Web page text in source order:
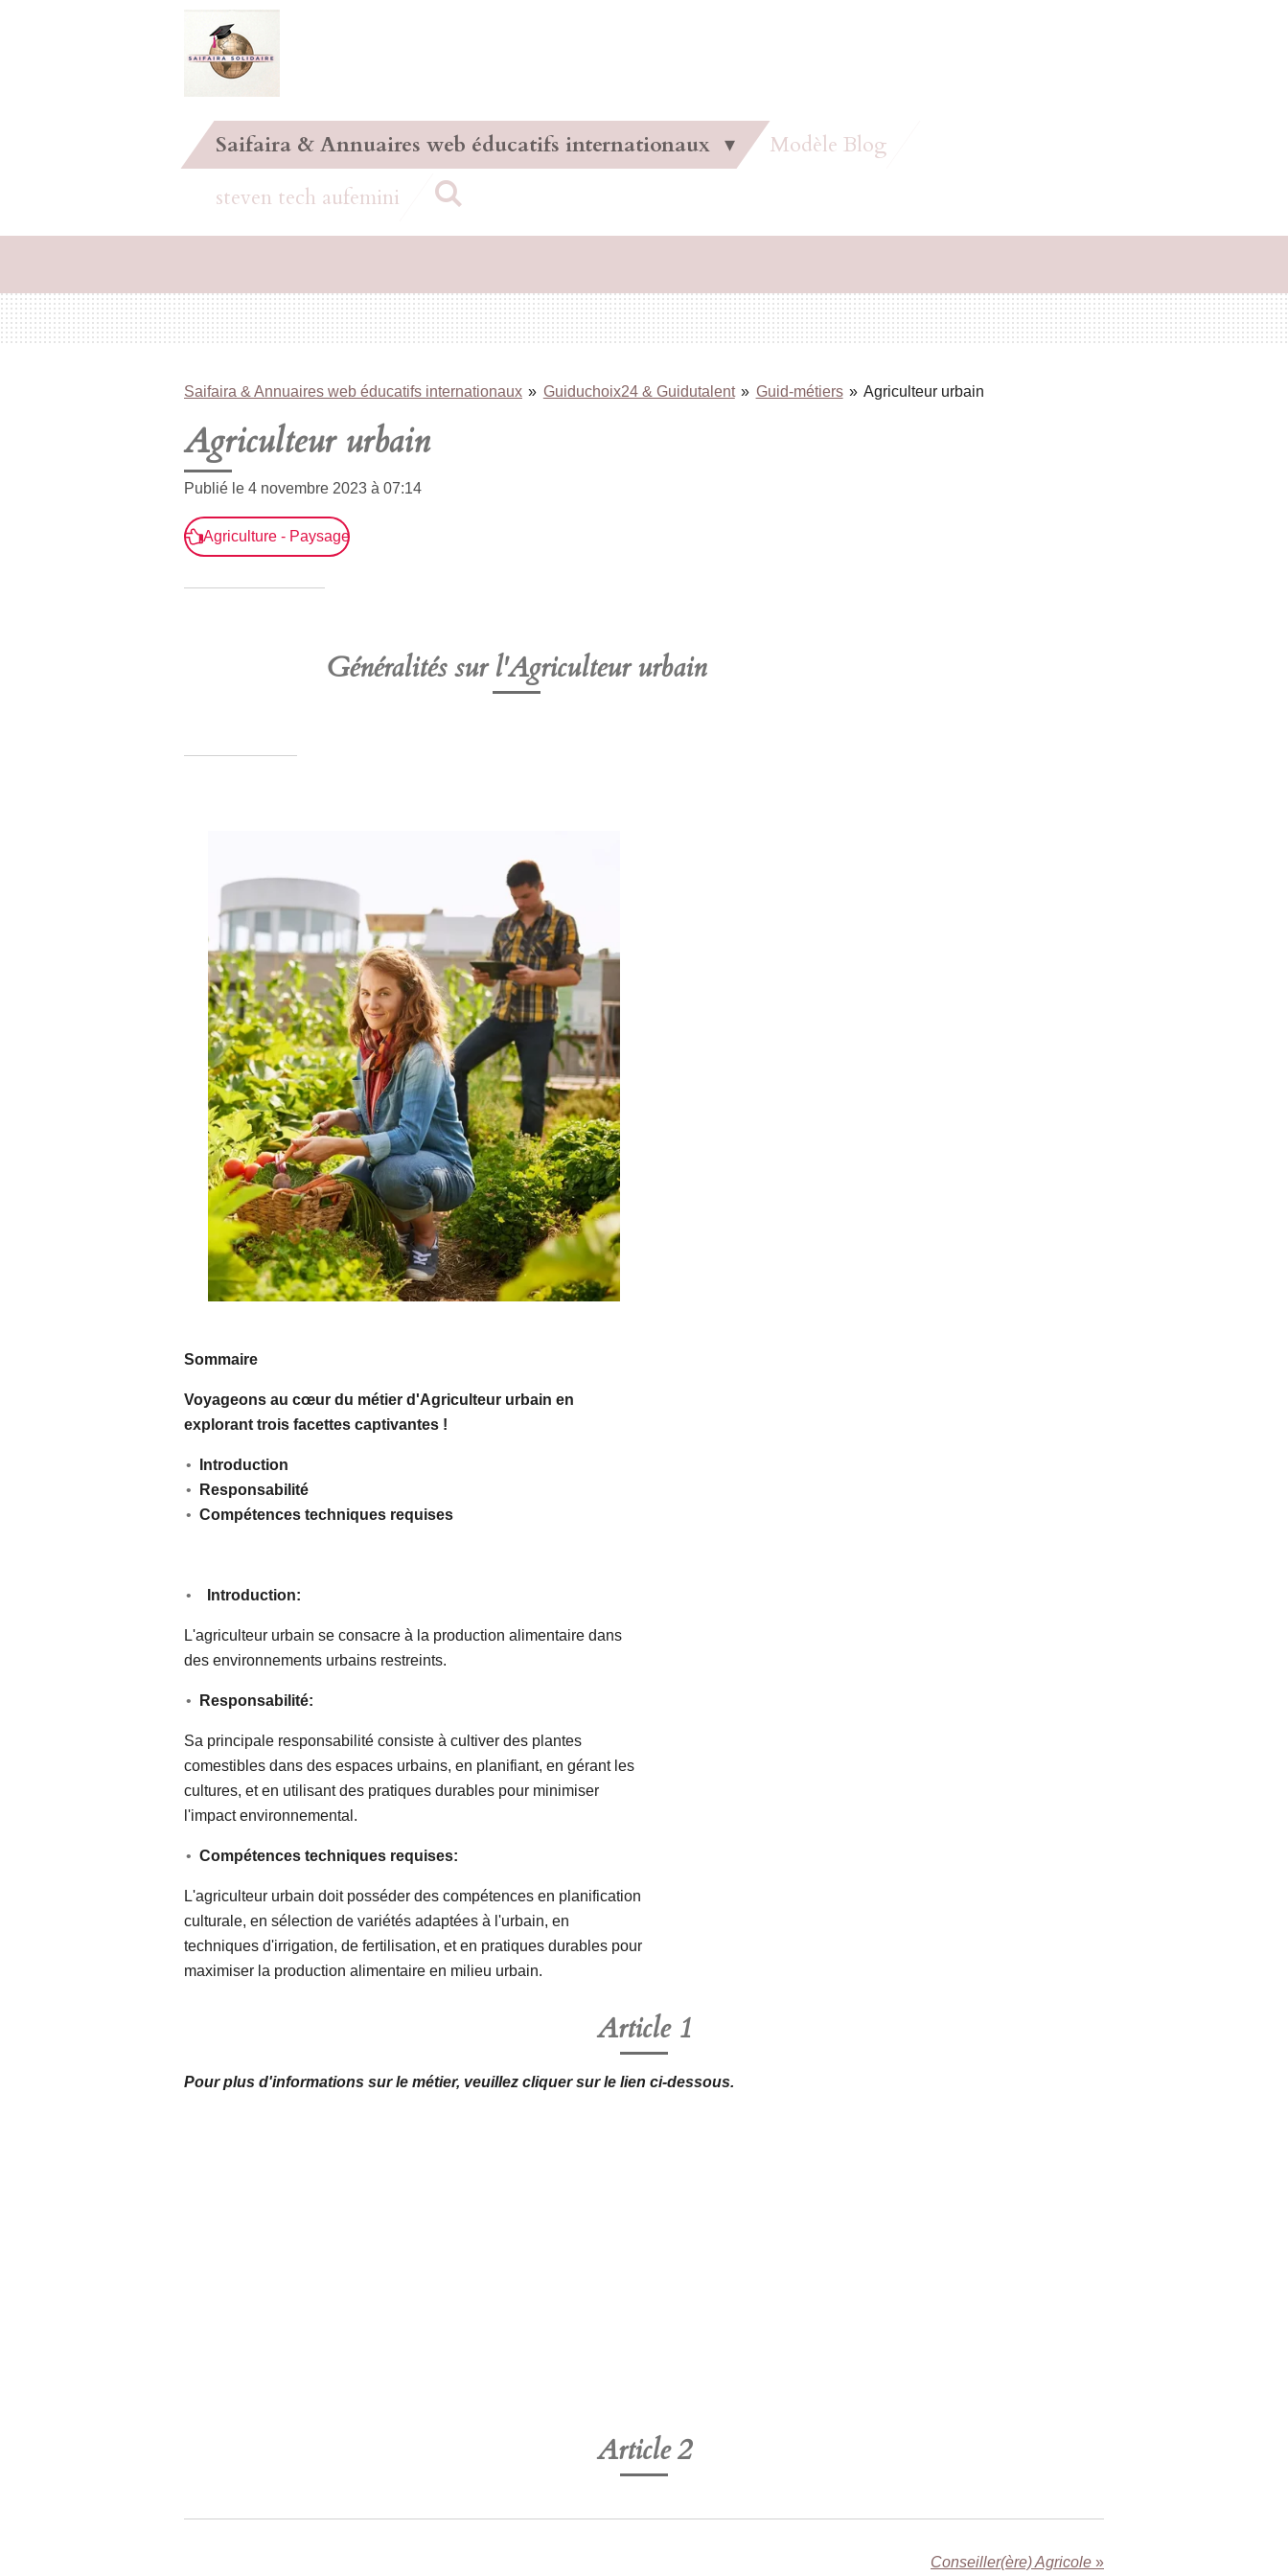
Saifaira & Annuaires web éducatifs internationaux
Modèle Blog
steven tech aufemini
Saifaira & Annuaires web éducatifs internationaux » Guiduchoix24 & Guidutalent » Guid-métiers » Agriculteur urbain
Agriculteur urbain
Publié le 4 novembre 2023 à 07:14
Agriculture - Paysage
Généralités sur l'Agriculteur urbain
Sommaire
Voyageons au cœur du métier d'Agriculteur urbain en
explorant trois facettes captivantes !
Introduction
Responsabilité
Compétences techniques requises
Introduction:
L'agriculteur urbain se consacre à la production alimentaire dans
des environnements urbains restreints.
Responsabilité:
Sa principale responsabilité consiste à cultiver des plantes
comestibles dans des espaces urbains, en planifiant, en gérant les
cultures, et en utilisant des pratiques durables pour minimiser
l'impact environnemental.
Compétences techniques requises:
L'agriculteur urbain doit posséder des compétences en planification
culturale, en sélection de variétés adaptées à l'urbain, en
techniques d'irrigation, de fertilisation, et en pratiques durables pour
maximiser la production alimentaire en milieu urbain.
Article 1
Pour plus d'informations sur le métier, veuillez cliquer sur le lien ci-dessous.
Article 2
Conseiller(ère) Agricole »